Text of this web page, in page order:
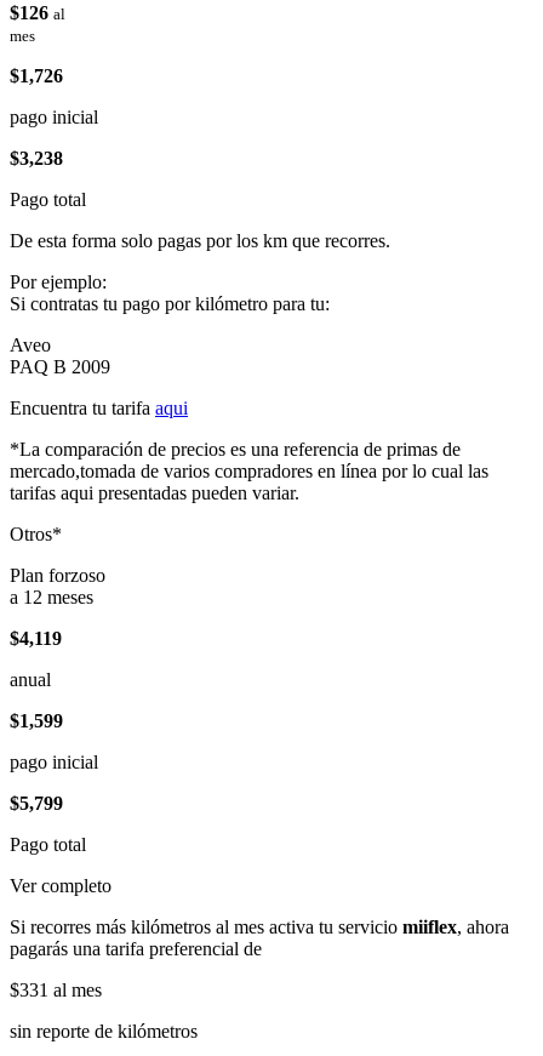
$126 al
mes
$1,726
pago inicial
$3,238
Pago total
De esta forma solo pagas por los km que recorres.
Por ejemplo:
Si contratas tu pago por kilómetro para tu:
Aveo
PAQ B 2009
Encuentra tu tarifa aqui
*La comparación de precios es una referencia de primas de
mercado,tomada de varios compradores en línea por lo cual las
tarifas aqui presentadas pueden variar.
Otros*
Plan forzoso
a 12 meses
$4,119
anual
$1,599
pago inicial
$5,799
Pago total
Ver completo
Si recorres más kilómetros al mes activa tu servicio miiflex, ahora
pagarás una tarifa preferencial de
$331 al mes
sin reporte de kilómetros